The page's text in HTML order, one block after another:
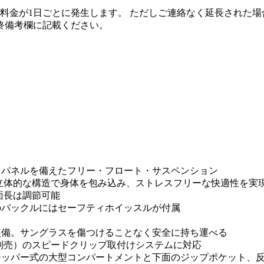
金が1日ごとに発生します。 ただしご連絡なく延長された
考欄に記載ください。
ネルを備えたフリー・フロート・サスペンション
的な構造で身体を包み込み、ストレスフリーな快適性を実
長は調節可能
ックルにはセーフティホイッスルが付属
。サングラスを傷つけることなく安全に持ち運べる
）のスピードクリップ取付けシステムに対応
パー式の大型コンパートメントと下面のジップポケット、